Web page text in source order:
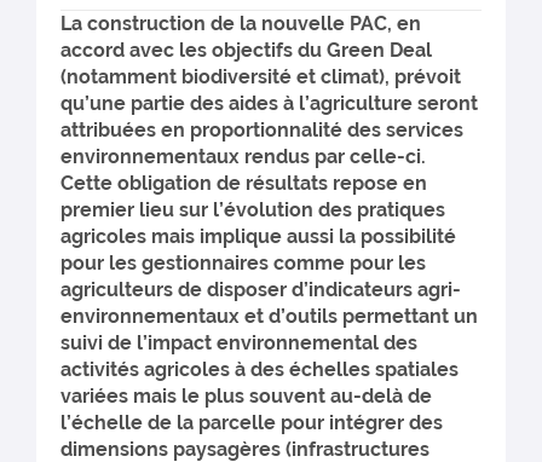
La construction de la nouvelle PAC, en
accord avec les objectifs du Green Deal
(notamment biodiversité et climat), prévoit
qu’une partie des aides à l’agriculture seront
attribuées en proportionnalité des services
environnementaux rendus par celle-ci.
Cette obligation de résultats repose en
premier lieu sur l’évolution des pratiques
agricoles mais implique aussi la possibilité
pour les gestionnaires comme pour les
agriculteurs de disposer d’indicateurs agri-
environnementaux et d’outils permettant un
suivi de l’impact environnemental des
activités agricoles à des échelles spatiales
variées mais le plus souvent au-delà de
l’échelle de la parcelle pour intégrer des
dimensions paysagères (infrastructures